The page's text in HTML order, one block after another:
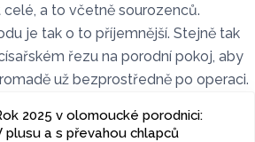
a to včetně sourozenců.
je tak o to příjemnější. Stejně tak
řezu na porodní pokoj, aby
už bezprostředně po operaci.
2025 v olomoucké porodnici:
plusu a s převahou chlapců